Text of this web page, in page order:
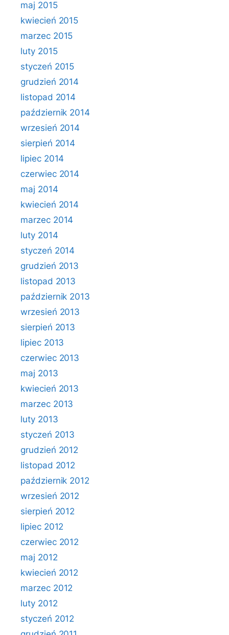
maj 2015
kwiecień 2015
marzec 2015
luty 2015
styczeń 2015
grudzień 2014
listopad 2014
październik 2014
wrzesień 2014
sierpień 2014
lipiec 2014
czerwiec 2014
maj 2014
kwiecień 2014
marzec 2014
luty 2014
styczeń 2014
grudzień 2013
listopad 2013
październik 2013
wrzesień 2013
sierpień 2013
lipiec 2013
czerwiec 2013
maj 2013
kwiecień 2013
marzec 2013
luty 2013
styczeń 2013
grudzień 2012
listopad 2012
październik 2012
wrzesień 2012
sierpień 2012
lipiec 2012
czerwiec 2012
maj 2012
kwiecień 2012
marzec 2012
luty 2012
styczeń 2012